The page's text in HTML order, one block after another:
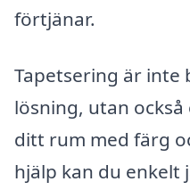
förtjänar.
Tapetsering är inte
lösning, utan
ditt rum med färg
hjälp kan du enkelt